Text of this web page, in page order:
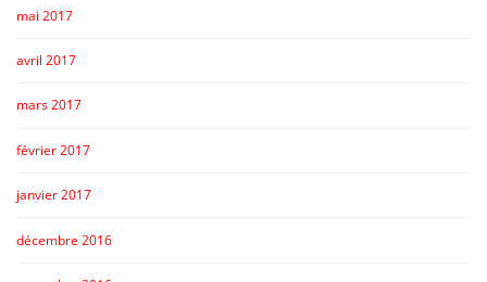
mai 2017
avril 2017
mars 2017
février 2017
janvier 2017
décembre 2016